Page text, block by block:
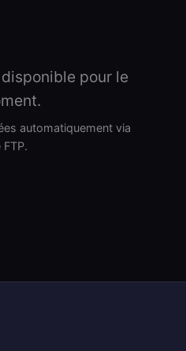
pour le
automatiquement via
FTP.